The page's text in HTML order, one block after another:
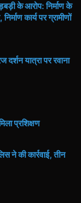
के आरोप: निर्माण के
कार्य पर ग्रामीणों
यात्रा पर रवाना
प्रशिक्षण
ने की कार्रवाई, तीन